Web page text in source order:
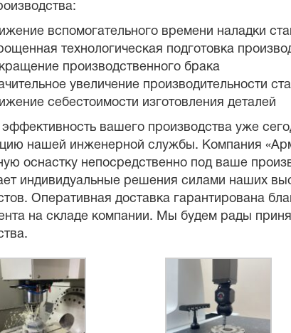
вспомогательного времени наладки
технологическая подготовка
производственного брака
увеличение производительности
себестоимости изготовления деталей
эффективность вашего производства уже
нашей инженерной службы. Компания
оснастку непосредственно под ваше
индивидуальные решения силами наших
Оперативная доставка гарантирована
на складе компании. Мы будем рады